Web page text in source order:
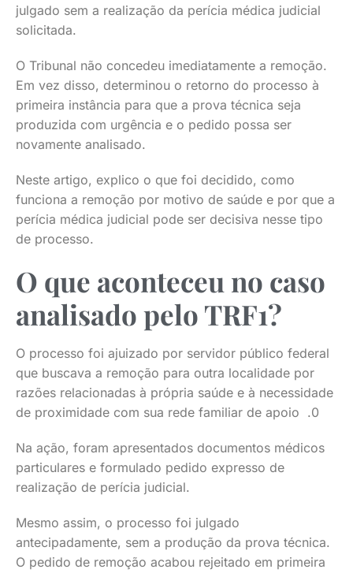
julgado sem a realização da perícia médica judicial
solicitada.
O Tribunal não concedeu imediatamente a remoção.
Em vez disso, determinou o retorno do processo à
primeira instância para que a prova técnica seja
produzida com urgência e o pedido possa ser
novamente analisado.
Neste artigo, explico o que foi decidido, como
funciona a remoção por motivo de saúde e por que a
perícia médica judicial pode ser decisiva nesse tipo
de processo.
O que aconteceu no caso
analisado pelo TRF1?
O processo foi ajuizado por servidor público federal
que buscava a remoção para outra localidade por
razões relacionadas à própria saúde e à necessidade
de proximidade com sua rede familiar de apoio .0
Na ação, foram apresentados documentos médicos
particulares e formulado pedido expresso de
realização de perícia judicial.
Mesmo assim, o processo foi julgado
antecipadamente, sem a produção da prova técnica.
O pedido de remoção acabou rejeitado em primeira